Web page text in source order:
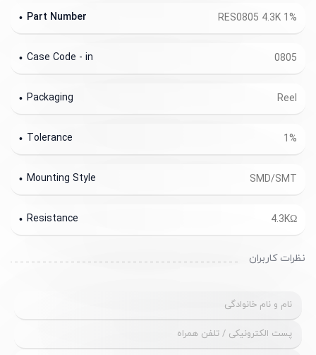
RES0805 4.3K 1%
Part Number
0805
Case Code - in
Reel
Packaging
1%
Tolerance
SMD/SMT
Mounting Style
4.3KΩ
Resistance
نظرات کاربران